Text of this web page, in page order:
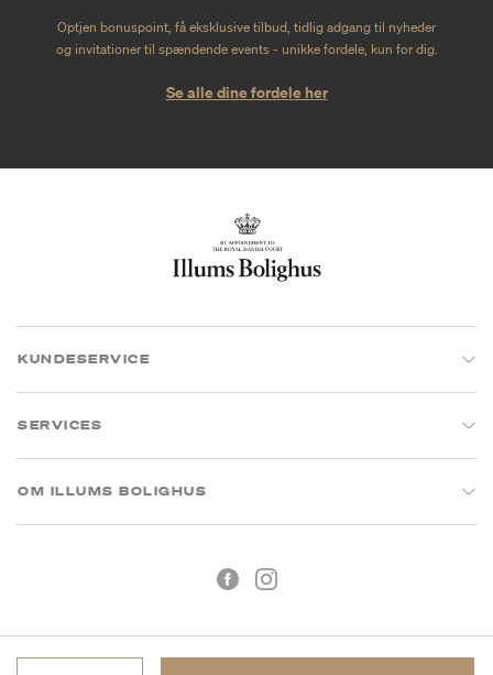
Optjen bonuspoint, få eksklusive tilbud, tidlig adgang til nyheder
og invitationer til spændende events - unikke fordele, kun for dig.
Se alle dine fordele her
KUNDESERVICE
SERVICES
OM ILLUMS BOLIGHUS